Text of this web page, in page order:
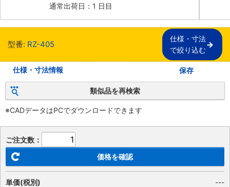
通常出荷日：1 日目
型番: RZ-405
仕様・寸法
で絞り込む
仕様・寸法情報 保存
類似品を再検索
※CADデータはPCでダウンロードできます
ご注文数：
価格を確認
単価(税別) ---